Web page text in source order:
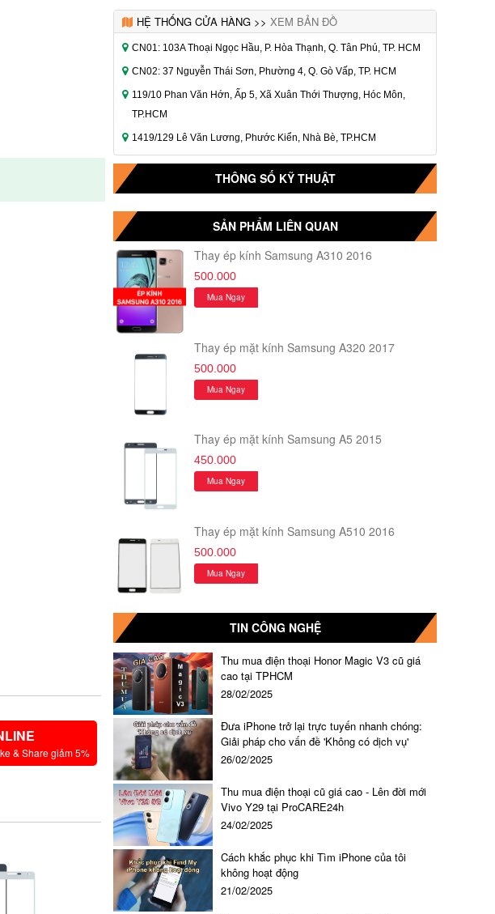
& Share giảm 5%
HỆ THỐNG CỬA HÀNG >> XEM BẢN ĐỒ
CN01: 103A Thoại Ngọc Hầu, P. Hòa Thạnh, Q. Tân Phú, TP. HCM
CN02: 37 Nguyễn Thái Sơn, Phường 4, Q. Gò Vấp, TP. HCM
119/10 Phan Văn Hớn, Ấp 5, Xã Xuân Thới Thượng, Hóc Môn,
TP.HCM
1419/129 Lê Văn Lương, Phước Kiển, Nhà Bè, TP.HCM
THÔNG SỐ KỸ THUẬT
SẢN PHẨM LIÊN QUAN
Thay ép kính Samsung A310 2016
500.000
Mua Ngay
Thay ép mặt kính Samsung A320 2017
500.000
Mua Ngay
Thay ép mặt kính Samsung A5 2015
450.000
Mua Ngay
Thay ép mặt kính Samsung A510 2016
500.000
Mua Ngay
TIN CÔNG NGHỆ
Thu mua điện thoại Honor Magic V3 cũ giá
cao tại TPHCM
28/02/2025
Đưa iPhone trở lại trực tuyến nhanh chóng:
Giải pháp cho vấn đề 'Không có dịch vụ'
26/02/2025
Thu mua điện thoại cũ giá cao - Lên đời mới
Vivo Y29 tại ProCARE24h
24/02/2025
Cách khắc phục khi Tìm iPhone của tôi
không hoạt động
21/02/2025